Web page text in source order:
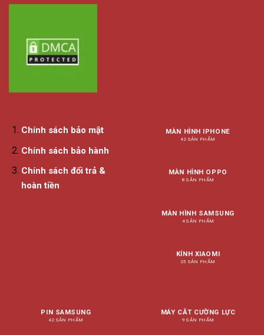
Chính sách bảo mật
Chính sách bảo hành
Chính sách đổi trả &
hoàn tiền
MÀN HÌNH IPHONE
42 SẢN PHẨM
MÀN HÌNH OPPO
8 SẢN PHẨM
MÀN HÌNH SAMSUNG
4 SẢN PHẨM
KÍNH XIAOMI
25 SẢN PHẨM
PIN SAMSUNG
42 SẢN PHẨM
MÁY CẮT CƯỜNG LỰC
9 SẢN PHẨM